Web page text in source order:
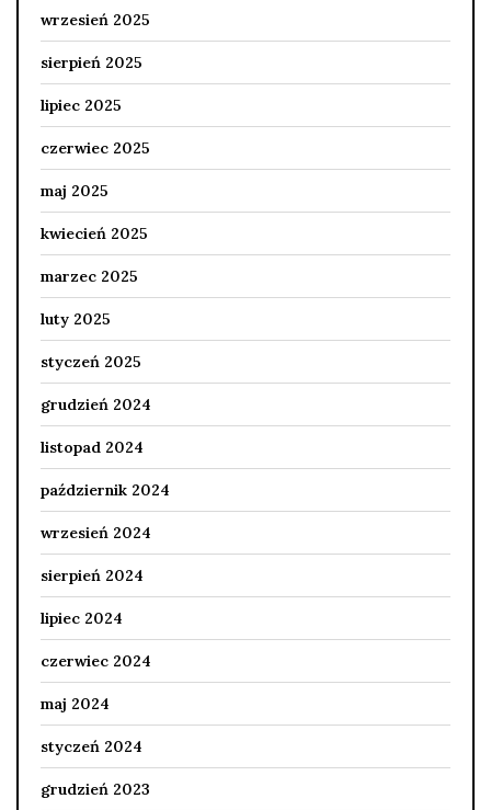
wrzesień 2025
sierpień 2025
lipiec 2025
czerwiec 2025
maj 2025
kwiecień 2025
marzec 2025
luty 2025
styczeń 2025
grudzień 2024
listopad 2024
październik 2024
wrzesień 2024
sierpień 2024
lipiec 2024
czerwiec 2024
maj 2024
styczeń 2024
grudzień 2023